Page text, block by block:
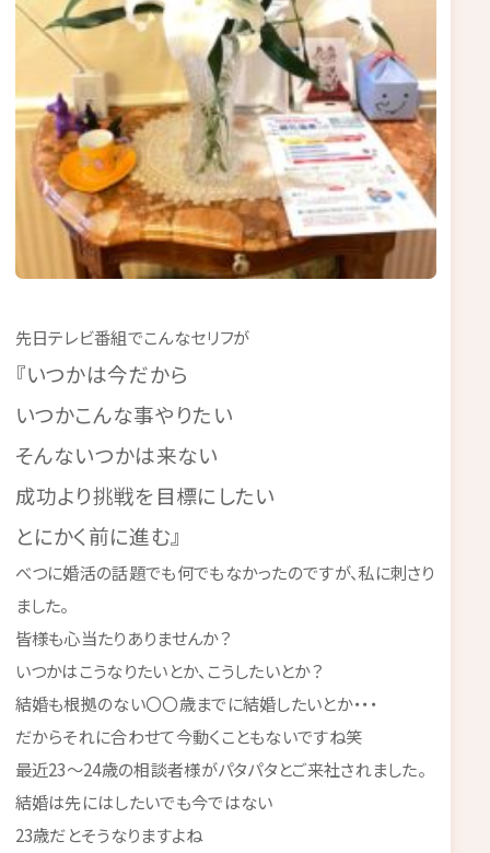
先日テレビ番組でこんなセリフが
『いつかは今だから
いつかこんな事やりたい
そんないつかは来ない
成功より挑戦を目標にしたい
とにかく前に進む』
べつに婚活の話題でも何でもなかったのですが、私に刺さり
ました。
皆様も心当たりありませんか？
いつかはこうなりたいとか、こうしたいとか？
結婚も根拠のない〇〇歳までに結婚したいとか・・・
だからそれに合わせて今動くこともないですね笑
最近23～24歳の相談者様がパタパタとご来社されました。
結婚は先にはしたいでも今ではない
23歳だとそうなりますよね